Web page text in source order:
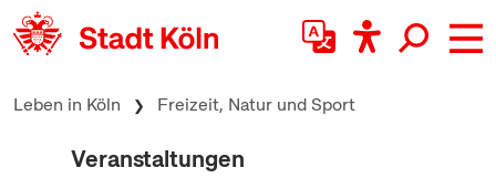
zum Inhalt springen
Leben in Köln Freizeit, Natur und Sport
Veranstaltungen